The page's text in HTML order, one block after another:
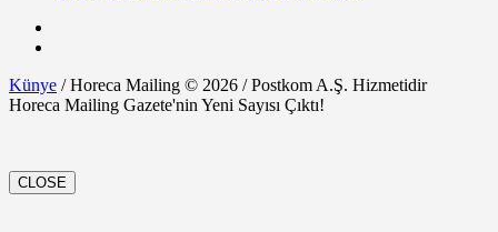
Künye / Horeca Mailing © 2026 / Postkom A.Ş. Hizmetidir
Horeca Mailing Gazete'nin Yeni Sayısı Çıktı!
CLOSE